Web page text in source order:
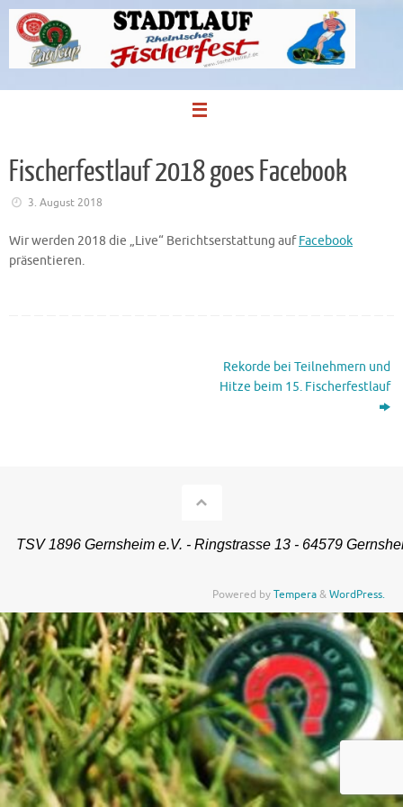
Zum
Inhalt
springen
Fischerfestlauf 2018 goes Facebook
3. August 2018
Wir werden 2018 die „Live“ Berichtserstattung aufFacebook
präsentieren.
Rekorde bei Teilnehmern und
Hitze beim 15. Fischerfestlauf
TSV 1896 Gernsheim e.V. - Ringstrasse 13 - 64579
Powered byTempera&WordPress.